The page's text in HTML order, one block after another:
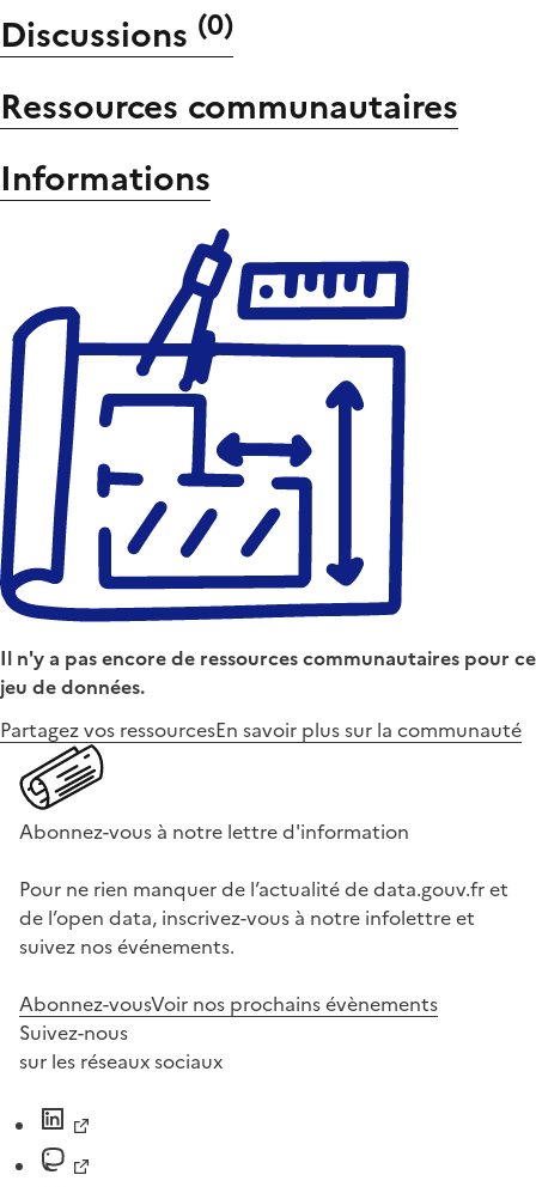
Discussions (0)
Ressources communautaires
Informations
Il n'y a pas encore de ressources communautaires pour ce
jeu de données.
Partagez vos ressourcesEn savoir plus sur la communauté
Abonnez-vous à notre lettre d'information
Pour ne rien manquer de l’actualité de data.gouv.fr et
de l’open data, inscrivez-vous à notre infolettre et
suivez nos événements.
Abonnez-vousVoir nos prochains évènements
Suivez-nous
sur les réseaux sociaux